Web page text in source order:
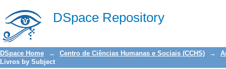
DSpace Repository
Browsing ARQU - Capítulos de Livros
DSpace Home → Centro de Ciências Humanas e Sociais (CCHS) →
Livros by Subject